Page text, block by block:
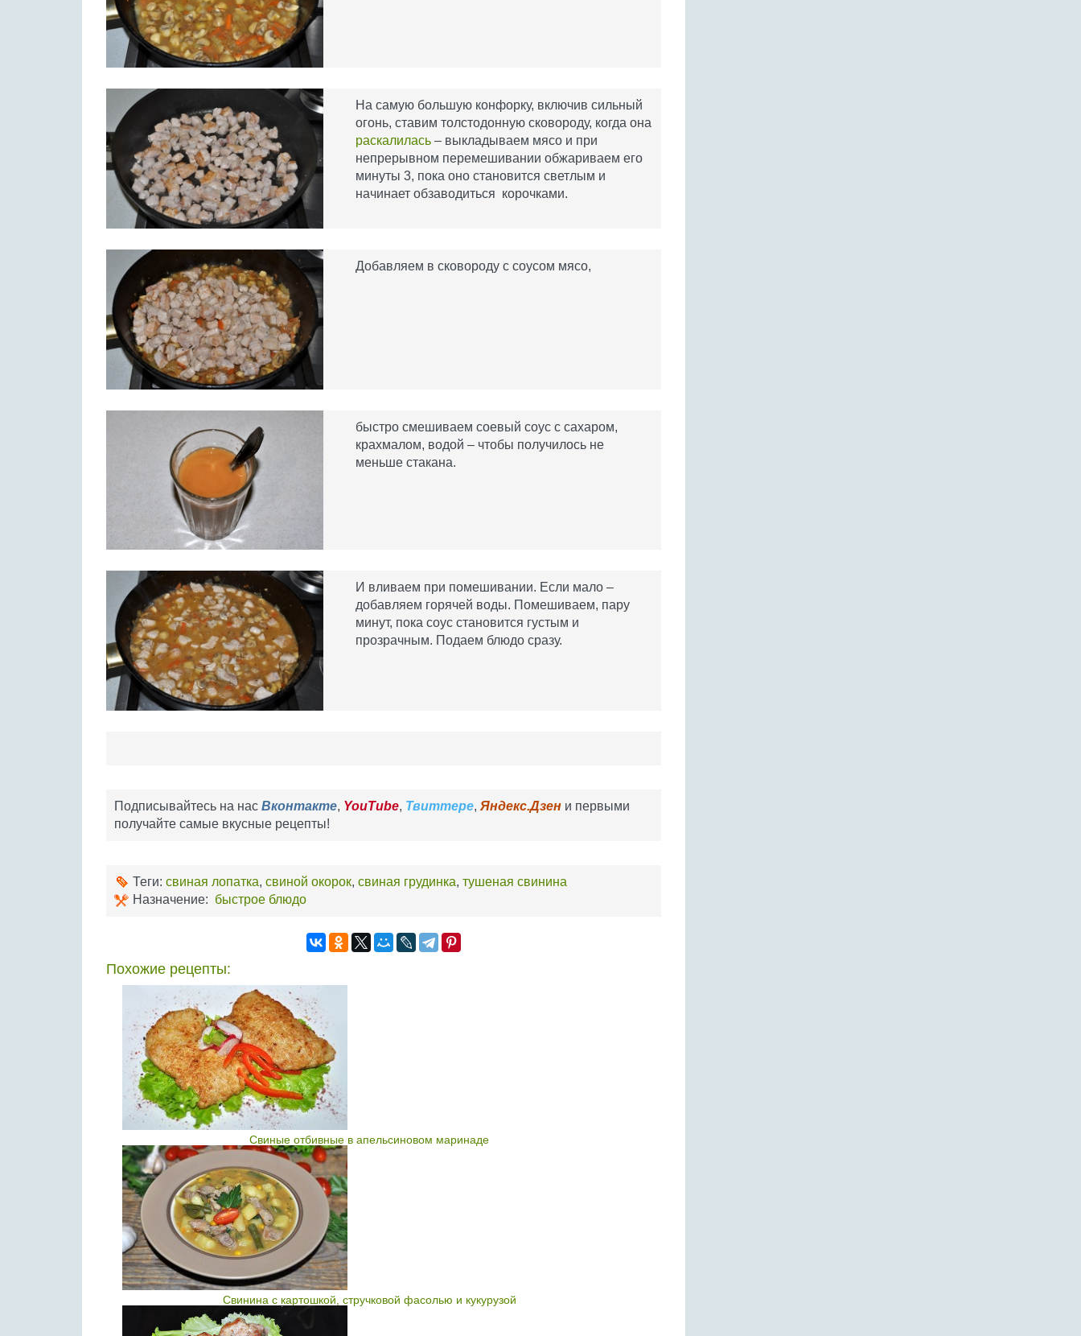
На самую большую конфорку, включив сильный
огонь, ставим толстодонную сковороду, когда она
раскалилась – выкладываем мясо и при
непрерывном перемешивании обжариваем его
минуты 3, пока оно становится светлым и
начинает обзаводиться корочками.
Добавляем в сковороду с соусом мясо,
быстро смешиваем соевый соус с сахаром,
крахмалом, водой – чтобы получилось не
меньше стакана.
И вливаем при помешивании. Если мало –
добавляем горячей воды. Помешиваем, пару
минут, пока соус становится густым и
прозрачным. Подаем блюдо сразу.
Подписывайтесь на нас Вконтакте, YouTube, Твиттере, Яндекс.Дзен и первыми
получайте самые вкусные рецепты!
Теги: свиная лопатка, свиной окорок, свиная грудинка, тушеная свинина
Назначение: быстрое блюдо
Похожие рецепты:
Свиные отбивные в апельсиновом маринаде
Свинина с картошкой, стручковой фасолью и кукурузой